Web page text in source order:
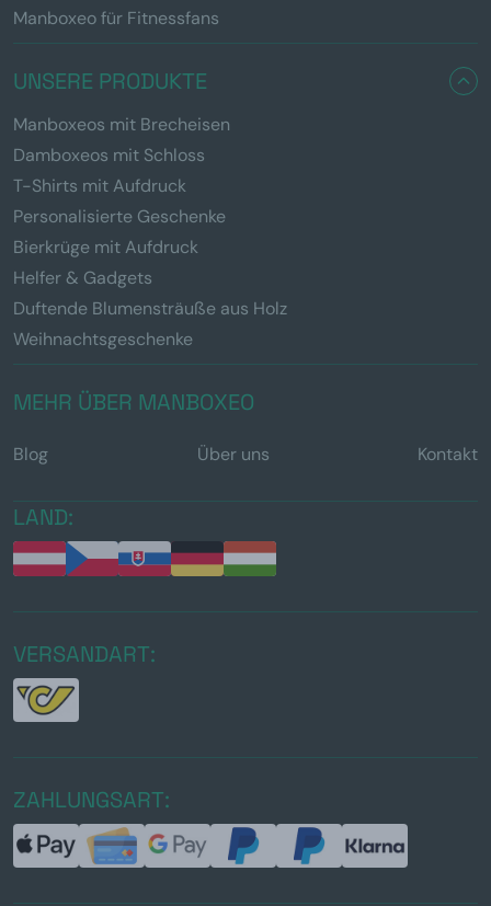
Manboxeo für Fitnessfans
UNSERE PRODUKTE
Manboxeos mit Brecheisen
Damboxeos mit Schloss
T-Shirts mit Aufdruck
Personalisierte Geschenke
Bierkrüge mit Aufdruck
Helfer & Gadgets
Duftende Blumensträuße aus Holz
Weihnachtsgeschenke
MEHR ÜBER MANBOXEO
Blog Über uns Kontakt
LAND:
VERSANDART:
ZAHLUNGSART: